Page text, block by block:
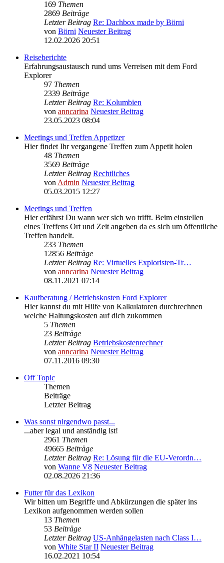
169 Themen
2869 Beiträge
Letzter Beitrag Re: Dachbox made by Börni
von Börni Neuester Beitrag
12.02.2026 20:51
Reiseberichte
Erfahrungsaustausch rund ums Verreisen mit dem Ford
Explorer
97 Themen
2339 Beiträge
Letzter Beitrag Re: Kolumbien
von anncarina Neuester Beitrag
23.05.2023 08:04
Meetings und Treffen Appetizer
Hier findet Ihr vergangene Treffen zum Appetit holen
48 Themen
3569 Beiträge
Letzter Beitrag Rechtliches
vonAdmin Neuester Beitrag
05.03.2015 12:27
Meetings und Treffen
Hier erfährst Du wann wer sich wo trifft. Beim einstellen
eines Treffens Ort und Zeit angeben da es sich um öffentliche
Treffen handelt.
233 Themen
12856 Beiträge
Letzter Beitrag Re: Virtuelles Exploristen-Tr…
von anncarina Neuester Beitrag
08.11.2021 07:14
Kaufberatung / Betriebskosten Ford Explorer
Hier kannst du mit Hilfe von Kalkulatoren durchrechnen
welche Haltungskosten auf dich zukommen
5 Themen
23 Beiträge
Letzter Beitrag Betriebskostenrechner
von anncarina Neuester Beitrag
07.11.2016 09:30
Off Topic
Themen
Beiträge
Letzter Beitrag
Was sonst nirgendwo passt...
...aber legal und anständig ist!
2961 Themen
49665 Beiträge
Letzter Beitrag Re: Lösung für die EU‑Verordn…
von Wanne V8 Neuester Beitrag
02.08.2026 21:36
Futter für das Lexikon
Wir bitten um Begriffe und Abkürzungen die später ins
Lexikon aufgenommen werden sollen
13 Themen
53 Beiträge
Letzter Beitrag US-Anhängelasten nach Class I…
von White Star II Neuester Beitrag
16.02.2021 10:54